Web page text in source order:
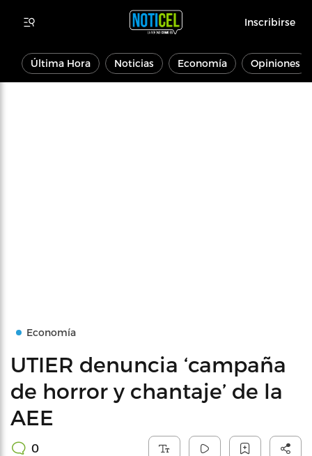
Inscribirse
Última Hora Noticias Economía Opiniones
Economía
UTIER denuncia ‘campaña
de horror y chantaje’ de la
AEE
0